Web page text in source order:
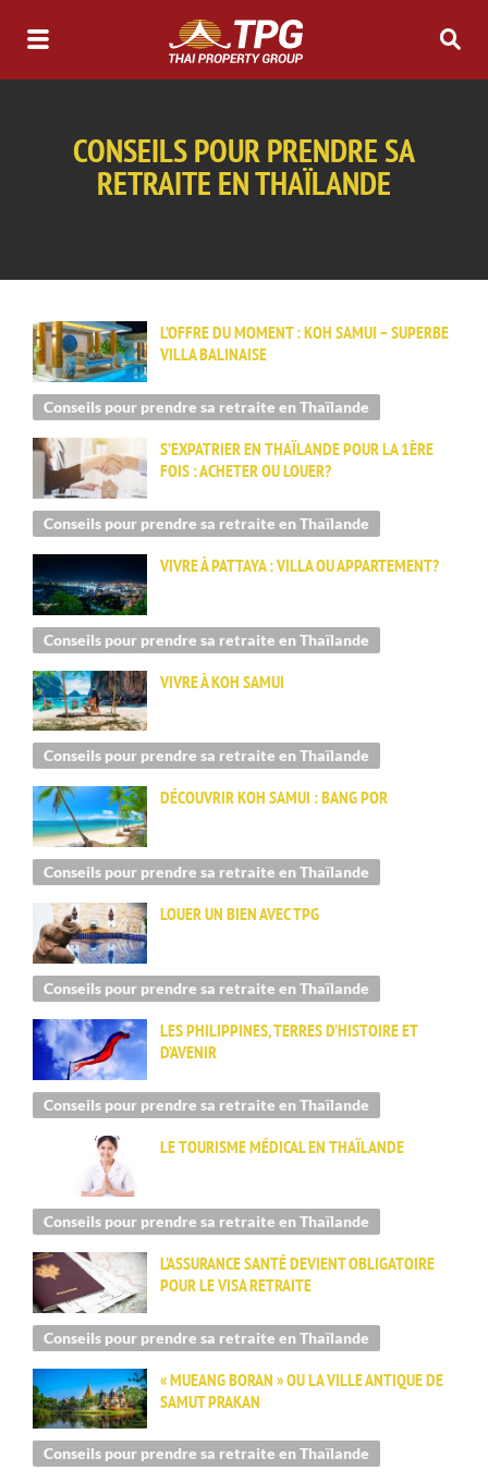
CONSEILS POUR PRENDRE SA
RETRAITE EN THAÏLANDE
L’OFFRE DU MOMENT : KOH SAMUI – SUPERBE
VILLA BALINAISE
Conseils pour prendre sa retraite en Thaïlande
S’EXPATRIER EN THAÏLANDE POUR LA 1ÈRE
FOIS : ACHETER OU LOUER?
Conseils pour prendre sa retraite en Thaïlande
VIVRE À PATTAYA : VILLA OU APPARTEMENT?
Conseils pour prendre sa retraite en Thaïlande
VIVRE À KOH SAMUI
Conseils pour prendre sa retraite en Thaïlande
DÉCOUVRIR KOH SAMUI : BANG POR
Conseils pour prendre sa retraite en Thaïlande
LOUER UN BIEN AVEC TPG
Conseils pour prendre sa retraite en Thaïlande
LES PHILIPPINES, TERRES D’HISTOIRE ET
D’AVENIR
Conseils pour prendre sa retraite en Thaïlande
LE TOURISME MÉDICAL EN THAÏLANDE
Conseils pour prendre sa retraite en Thaïlande
L’ASSURANCE SANTÉ DEVIENT OBLIGATOIRE
POUR LE VISA RETRAITE
Conseils pour prendre sa retraite en Thaïlande
« MUEANG BORAN » OU LA VILLE ANTIQUE DE
SAMUT PRAKAN
Conseils pour prendre sa retraite en Thaïlande